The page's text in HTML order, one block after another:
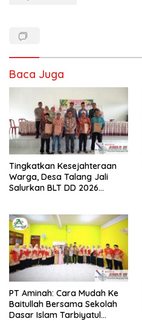
Baca Juga
Tingkatkan Kesejahteraan
Warga, Desa Talang Jali
Salurkan BLT DD 2026
PT Aminah: Cara Mudah Ke
Baitullah Bersama Sekolah
Dasar Islam Tarbiyatul